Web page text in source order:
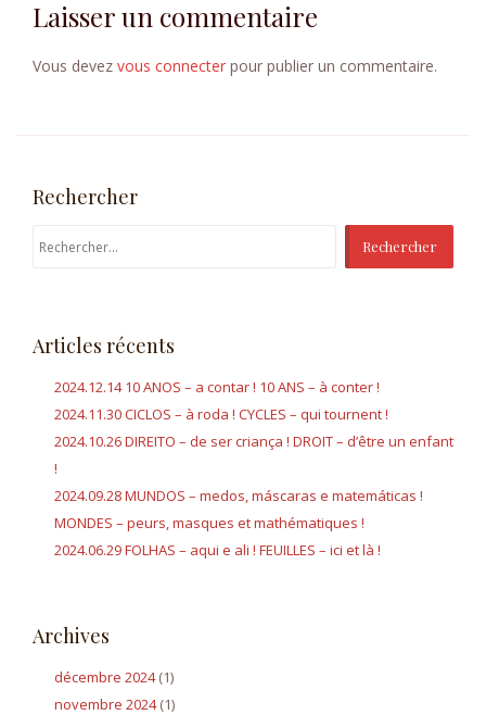
t
i
d
e
a
Laisser un commentaire
Vous devez vous connecter pour publier un commentaire.
Rechercher
R
e
Articles récents
2024.12.14 10 ANOS – a contar ! 10 ANS – à conter !
2024.11.30 CICLOS – à roda ! CYCLES – qui tournent !
2024.10.26 DIREITO – de ser criança ! DROIT – d’être un enfant
!
2024.09.28 MUNDOS – medos, máscaras e matemáticas !
MONDES – peurs, masques et mathématiques !
2024.06.29 FOLHAS – aqui e ali ! FEUILLES – ici et là !
Archives
décembre 2024(1)
novembre 2024(1)